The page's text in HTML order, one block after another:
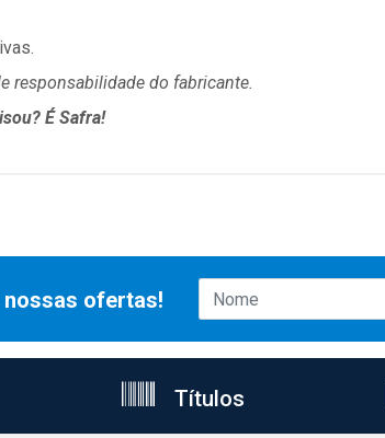
responsabilidade do fabricante.
É Safra!
ofertas!
Títulos